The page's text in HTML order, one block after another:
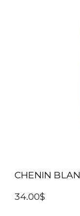
CHENIN
34.00$